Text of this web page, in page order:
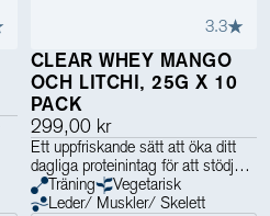
3.3
CLEAR WHEY MANGO
OCH LITCHI, 25G X 10
PACK
299,00 kr
Ett uppfriskande sätt att öka ditt
dagliga proteinintag för att stödja
muskeluppbyggnad – definitivt värt
att svettas för!
Träning
Vegetarisk
Leder/ Muskler/ Skelett